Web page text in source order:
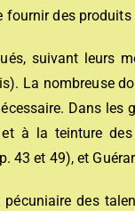
fournir des produits
suivant leurs
La nombreuse
Dans les
à la teinture
43 et 49), et
des